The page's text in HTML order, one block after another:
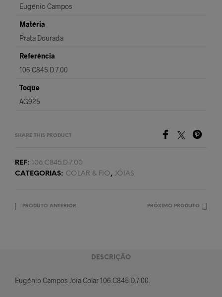
Eugénio Campos
Matéria
Prata Dourada
Referência
106.C845.D.7.00
Toque
AG925
SHARE THIS PRODUCT
REF: 106.C845.D.7.00
CATEGORIAS: COLAR & FIO, JÓIAS
PRODUTO ANTERIOR PRÓXIMO PRODUTO
DESCRIÇÃO
Eugénio Campos Joia Colar 106.C845.D.7.00.